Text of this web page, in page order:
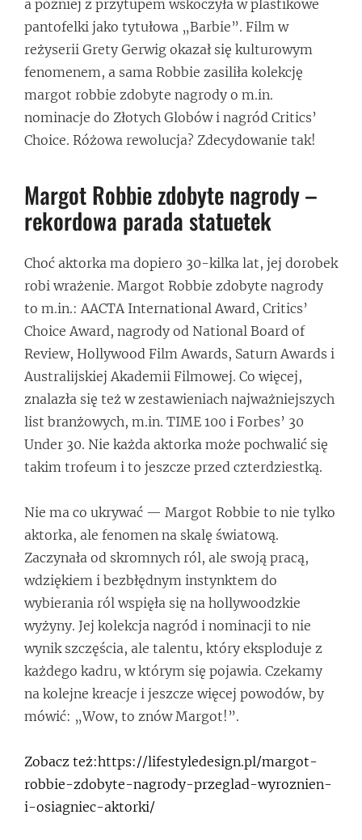
a później z przytupem wskoczyła w plastikowe
pantofelki jako tytułowa „Barbie”. Film w
reżyserii Grety Gerwig okazał się kulturowym
fenomenem, a sama Robbie zasiliła kolekcję
margot robbie zdobyte nagrody o m.in.
nominacje do Złotych Globów i nagród Critics’
Choice. Różowa rewolucja? Zdecydowanie tak!
Margot Robbie zdobyte nagrody –
rekordowa parada statuetek
Choć aktorka ma dopiero 30-kilka lat, jej dorobek
robi wrażenie. Margot Robbie zdobyte nagrody
to m.in.: AACTA International Award, Critics’
Choice Award, nagrody od National Board of
Review, Hollywood Film Awards, Saturn Awards i
Australijskiej Akademii Filmowej. Co więcej,
znalazła się też w zestawieniach najważniejszych
list branżowych, m.in. TIME 100 i Forbes’ 30
Under 30. Nie każda aktorka może pochwalić się
takim trofeum i to jeszcze przed czterdziestką.
Nie ma co ukrywać — Margot Robbie to nie tylko
aktorka, ale fenomen na skalę światową.
Zaczynała od skromnych ról, ale swoją pracą,
wdziękiem i bezbłędnym instynktem do
wybierania ról wspięła się na hollywoodzkie
wyżyny. Jej kolekcja nagród i nominacji to nie
wynik szczęścia, ale talentu, który eksploduje z
każdego kadru, w którym się pojawia. Czekamy
na kolejne kreacje i jeszcze więcej powodów, by
mówić: „Wow, to znów Margot!”.
Zobacz też:https://lifestyledesign.pl/margot-
robbie-zdobyte-nagrody-przeglad-wyroznien-
i-osiagniec-aktorki/